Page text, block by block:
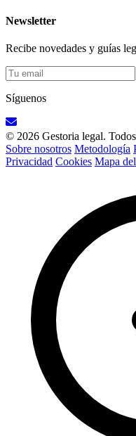
Newsletter
Recibe novedades y guías
Síguenos
© 2026 Gestoria legal.
Sobre nosotros Metodología
Privacidad Cookies Mapa